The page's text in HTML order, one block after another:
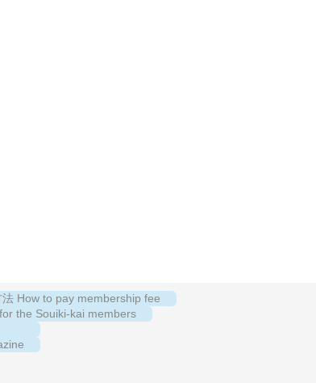
法 How to pay membership fee
the Souiki-kai members